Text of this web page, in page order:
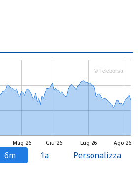
Mag 26 Lug 26
Giu 26 Ago 26
© Teleborsa
6m 1a Personalizza